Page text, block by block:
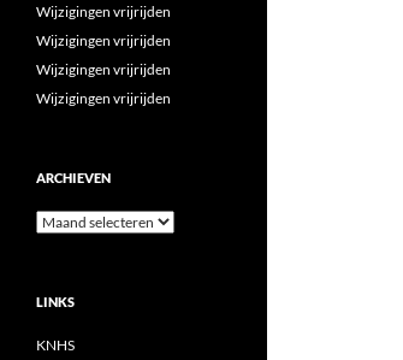
Wijzigingen vrijrijden
Wijzigingen vrijrijden
Wijzigingen vrijrijden
Wijzigingen vrijrijden
ARCHIEVEN
Archieven
LINKS
KNHS